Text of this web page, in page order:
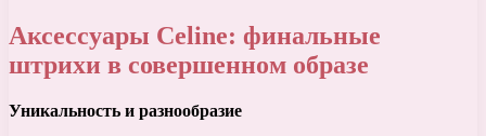
Аксессуары Celine: финальные
штрихи в совершенном образе
Уникальность и разнообразие